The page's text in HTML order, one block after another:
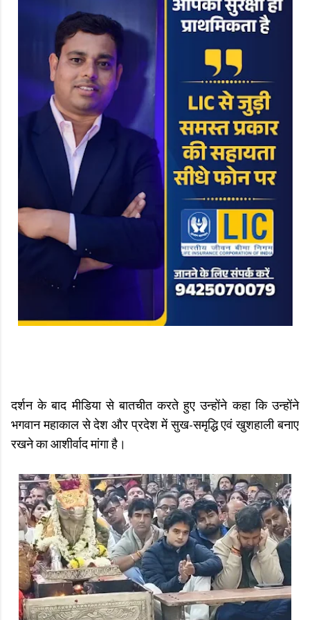
दर्शन के बाद मीडिया से बातचीत करते हुए उन्होंने कहा कि उन्होंने
भगवान महाकाल से देश और प्रदेश में सुख-समृद्धि एवं खुशहाली बनाए
रखने का आशीर्वाद मांगा है।